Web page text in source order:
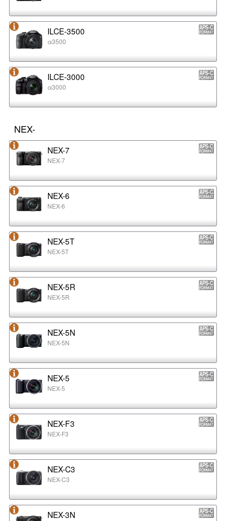
ILCE-3500
α3500
ILCE-3000
α3000
NEX-
NEX-7
NEX-7
NEX-6
NEX-6
NEX-5T
NEX-5T
NEX-5R
NEX-5R
NEX-5N
NEX-5N
NEX-5
NEX-5
NEX-F3
NEX-F3
NEX-C3
NEX-C3
NEX-3N